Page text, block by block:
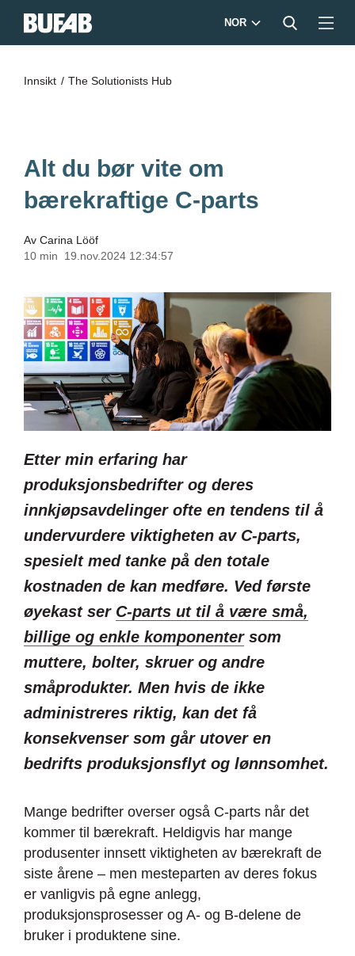
NOR
Innsikt The Solutionists Hub
Alt du bør vite om
bærekraftige C-parts
Av Carina Lööf
10 min
19.nov.2024 12:34:57
Etter min erfaring har
produksjonsbedrifter og deres
innkjøpsavdelinger ofte en tendens til å
undervurdere viktigheten av C-parts,
spesielt med tanke på den totale
kostnaden de kan medføre. Ved første
øyekast ser C-parts ut til å være små,
billige og enkle komponentersom
muttere, bolter, skruer og andre
småprodukter. Men hvis de ikke
administreres riktig, kan det få
konsekvenser som går utover en
bedrifts produksjonsflyt og lønnsomhet.
Mange bedrifter overser også C-parts når det
kommer til bærekraft. Heldigvis har mange
produsenter innsett viktigheten av bærekraft de
siste årene – men mesteparten av deres fokus
er vanligvis på egne anlegg,
produksjonsprosesser og A- og B-delene de
bruker i produktene sine.